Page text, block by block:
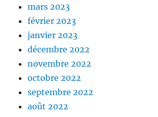
mars 2023
février 2023
janvier 2023
décembre 2022
novembre 2022
octobre 2022
septembre 2022
août 2022